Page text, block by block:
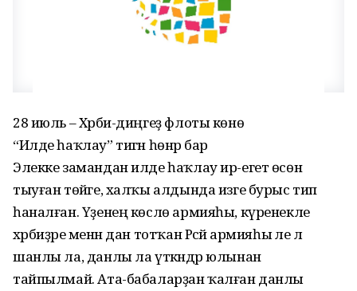
28 июль – Хәрби-диңгеҙ флоты көнө
“Илде һаҡлау” тигән һөнәр бар
Элекке замандан илде һаҡлау ир-егет өсөн
тыуған төйәге, халҡы алдында изге бурыс тип
һаналған. Үҙенең көслө армияһы, күренекле
хәрбиҙәре менән дан тотҡан Рәсәй армияһы әле лә
шанлы ла, данлы ла үткәндәр юлынан
тайпылмай. Ата-бабаларҙан ҡалған данлы